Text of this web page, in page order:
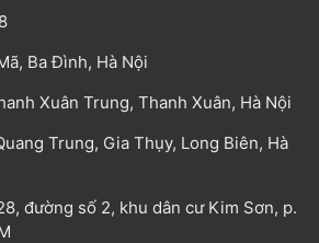
Ba Đình, Hà Nội
Xuân Trung, Thanh Xuân, Hà Nội
Trung, Gia Thụy, Long Biên, Hà
đường số 2, khu dân cư Kim Sơn, p.